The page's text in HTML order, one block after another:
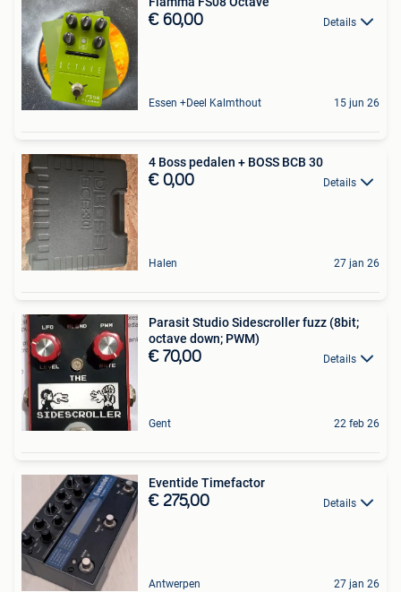
€ 60,00 Details
Essen +Deel Kalmthout 15 jun 26
4 Boss pedalen + BOSS BCB 30
€ 0,00 Details
Halen 27 jan 26
Parasit Studio Sidescroller fuzz (8bit;
octave down; PWM)
€ 70,00 Details
Gent 22 feb 26
Eventide Timefactor
€ 275,00 Details
Antwerpen 27 jan 26